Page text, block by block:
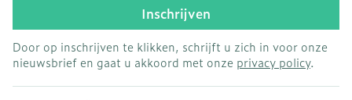
Inschrijven
Door op inschrijven te klikken, schrijft u zich in voor onze
nieuwsbrief en gaat u akkoord met onze privacy policy.